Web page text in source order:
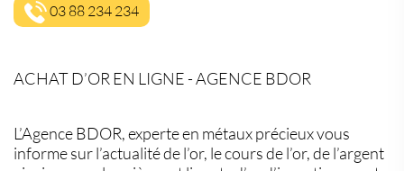
03 88 234 234
ACHAT D’OR EN LIGNE - AGENCE BDOR
L’Agence BDOR, experte en métaux précieux vous
informe sur l’actualité de l’or, le cours de l’or, de l’argent